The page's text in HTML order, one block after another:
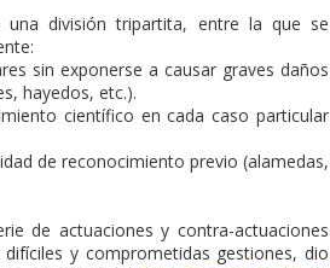
una división tripartita, entre la que se
sin exponerse a causar graves daños
hayedos, etc.).
científico en cada caso particular
de reconocimiento previo (alamedas,
de actuaciones y contra-actuaciones
y comprometidas gestiones, dio